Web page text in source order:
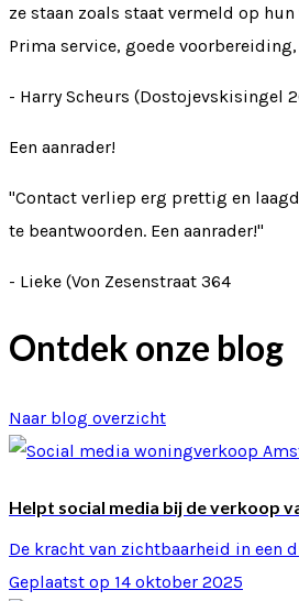
ze staan zoals staat vermeld op
Prima service, goede
- Harry Scheurs (Dostojevskisingel
Een aanrader!
"Contact verliep erg prettig en
te beantwoorden. Een aanrader!"
- Lieke (Von Zesenstraat 364
Ontdek onze blog
Naar blog overzicht
Helpt social media bij de verkoop
De kracht van zichtbaarheid in
Geplaatst op 14 oktober 2025